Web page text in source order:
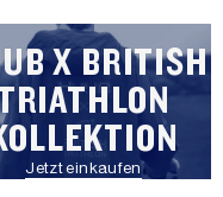
X BRITISH
Jetzt einkaufen